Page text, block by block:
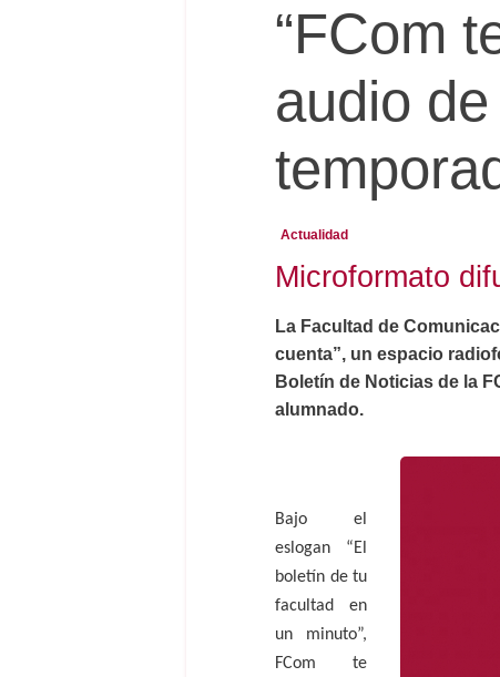
“FCom
audio
Actualidad
Microformato
La Facultad de
cuenta”, un espacio
Boletín de Noticias de la
alumnado.
Bajo el
eslogan “El
boletín de tu
facultad en
un minuto”,
FCom te